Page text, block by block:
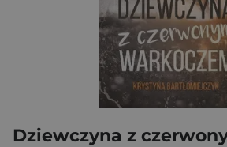
Dziewczyna z